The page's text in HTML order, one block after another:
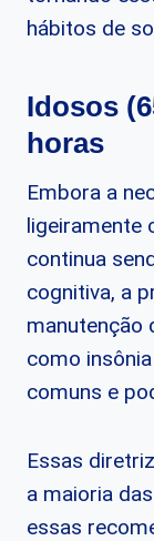
hábitos de
Idosos
horas
Embora a
ligeiramente
continua
cognitiva, a
manutenção
como
comuns e
Essas
a maioria
essas